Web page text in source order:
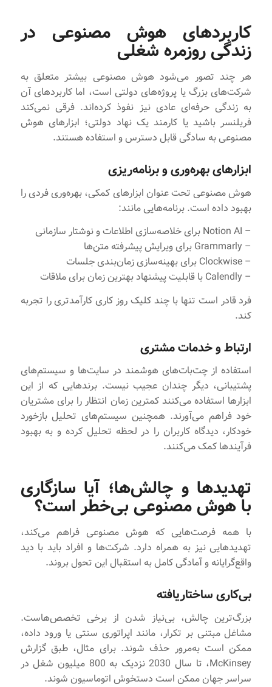
کاربردهای هوش مصنوعی در
زندگی روزمره شغلی
هر چند تصور می‌شود هوش مصنوعی بیشتر متعلق به
شرکت‌های بزرگ یا پروژه‌های دولتی است، اما کاربردهای آن
به زندگی حرفه‌ای عادی نیز نفوذ کرده‌اند. فرقی نمی‌کند
فریلنسر باشید یا کارمند یک نهاد دولتی؛ ابزارهای هوش
مصنوعی به سادگی قابل دسترس و استفاده هستند.
ابزارهای بهره‌وری و برنامه‌ریزی
هوش مصنوعی تحت عنوان ابزارهای کمکی، بهره‌وری فردی را
بهبود داده است. برنامه‌هایی مانند:
– Notion AI برای خلاصه‌سازی اطلاعات و نوشتار سازمانی
– Grammarly برای ویرایش پیشرفته متن‌ها
– Clockwise برای بهینه‌سازی زمان‌بندی جلسات
– Calendly با قابلیت پیشنهاد بهترین زمان برای ملاقات
فرد قادر است تنها با چند کلیک روز کاری کارآمدتری را تجربه
کند.
ارتباط و خدمات مشتری
استفاده از چت‌بات‌های هوشمند در سایت‌ها و سیستم‌های
پشتیبانی، دیگر چندان عجیب نیست. برندهایی که از این
ابزارها استفاده می‌کنند کمترین زمان انتظار را برای مشتریان
خود فراهم می‌آورند. همچنین سیستم‌های تحلیل بازخورد
خودکار، دیدگاه کاربران را در لحظه تحلیل کرده و به بهبود
فرآیندها کمک می‌کنند.
تهدیدها و چالش‌ها؛ آیا سازگاری
با هوش مصنوعی بی‌خطر است؟
با همه فرصت‌هایی که هوش مصنوعی فراهم می‌کند،
تهدیدهایی نیز به همراه دارد. شرکت‌ها و افراد باید با دید
واقع‌گرایانه و آمادگی کامل به استقبال این تحول بروند.
بی‌کاری ساختاریافته
بزرگ‌ترین چالش، بی‌نیاز شدن از برخی تخصص‌هاست.
مشاغل مبتنی بر تکرار، مانند اپراتوری سنتی یا ورود داده،
ممکن است به‌مرور حذف شوند. برای مثال، طبق گزارش
McKinsey، تا سال 2030 نزدیک به 800 میلیون شغل در
سراسر جهان ممکن است دستخوش اتوماسیون شوند.